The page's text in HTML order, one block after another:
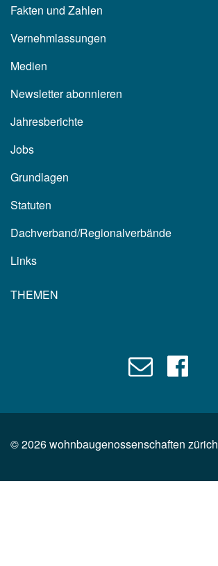
Fakten und Zahlen
Vernehmlassungen
Medien
Newsletter abonnieren
Jahresberichte
Jobs
Grundlagen
Statuten
Dachverband/Regionalverbände
Links
THEMEN
©2026wohnbaugenossenschaften zürich